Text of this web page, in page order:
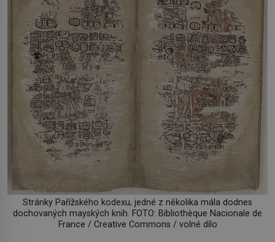
Stránky Pařížského kodexu, jedné z několika mála dodnes
dochovaných mayských knih. FOTO: Bibliothèque Nacionale de
France / Creative Commons / volné dílo